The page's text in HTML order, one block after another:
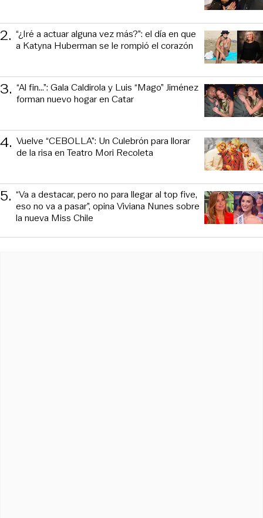
2. “¿Iré a actuar alguna vez más?”: el día en que
a Katyna Huberman se le rompió el corazón
3. “Al fin…”: Gala Caldirola y Luis “Mago” Jiménez
forman nuevo hogar en Catar
4. Vuelve “CEBOLLA”: Un Culebrón para llorar
de la risa en Teatro Mori Recoleta
5. “Va a destacar, pero no para llegar al top five,
eso no va a pasar”, opina Viviana Nunes sobre
la nueva Miss Chile